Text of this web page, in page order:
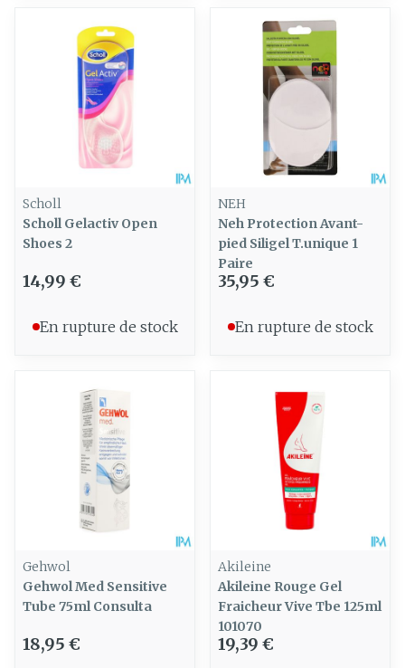
Scholl
Scholl Gelactiv Open
Shoes 2
14,99 €
En rupture de stock
NEH
Neh Protection Avant-
pied Siligel T.unique 1
Paire
35,95 €
En rupture de stock
Gehwol
Gehwol Med Sensitive
Tube 75ml Consulta
18,95 €
Akileine
Akileine Rouge Gel
Fraicheur Vive Tbe 125ml
101070
19,39 €